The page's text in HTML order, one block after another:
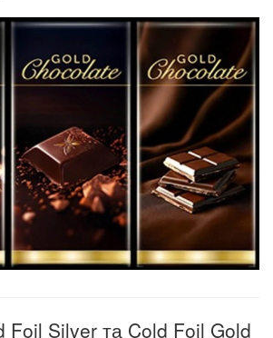
Foil Silver та Cold Foil Gold